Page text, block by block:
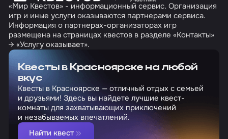
«Мир Квестов» - информационный сервис. Организация
игр и иные услуги оказываются партнерами сервиса.
Информация о партнерах-организаторах игр
размещена на страницах квестов в разделе «Контакты»
→ «Услугу оказывает».
Квесты в Красноярске на любой
вкус
Квесты в Красноярске — отличный отдых с семьей
и друзьями! Здесь вы найдете лучшие квест-
комнаты для захватывающих приключений
и незабываемых впечатлений.
Найти квест